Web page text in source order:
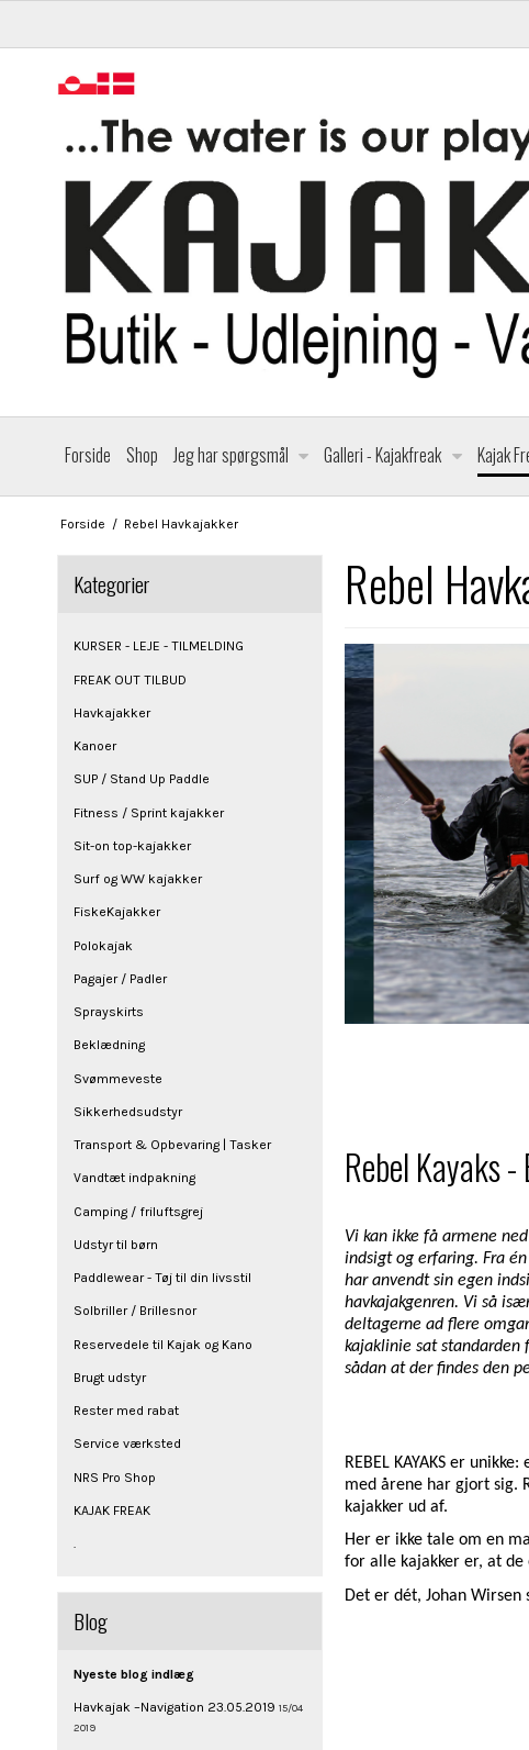
Forside Shop Jeg har spørgsmål Galleri - Kajakfreak Kajak
Forside / Rebel Havkajakker
Kategorier
KURSER - LEJE - TILMELDING
FREAK OUT TILBUD
Havkajakker
Kanoer
SUP / Stand Up Paddle
Fitness / Sprint kajakker
Sit-on top-kajakker
Surf og WW kajakker
FiskeKajakker
Polokajak
Pagajer / Padler
Sprayskirts
Beklædning
Svømmeveste
Sikkerhedsudstyr
Transport & Opbevaring | Tasker
Vandtæt indpakning
Camping / friluftsgrej
Udstyr til børn
Paddlewear - Tøj til din livsstil
Solbriller / Brillesnor
Reservedele til Kajak og Kano
Brugt udstyr
Rester med rabat
Service værksted
NRS Pro Shop
KAJAK FREAK
.
Blog
Nyeste blog indlæg
Havkajak –Navigation 23.05.2019 15/04
2019
Rebel
Rebel Kayaks
Vi kan ikke få armene
indsigt og erfaring. Fra
har anvendt sin egen
havkajakgenren. Vi så
deltagerne ad flere
kajaklinie sat standarden
sådan at der findes den
REBEL KAYAKS er
med årene har gjort sig.
kajakker ud af.
Her er ikke tale om en
for alle kajakker er, at de
Det er dét, Johan